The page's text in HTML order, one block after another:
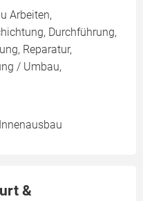
Arbeiten,
Durchführung,
Reparatur,
/ Umbau,
&